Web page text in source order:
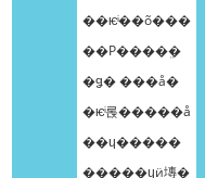
��ѥͥ��õ���
��Ρ����ܸ�
�ǥ� ���å�
�ѥͥ롡�����å
��ɥ�����
�����ɥӥ塼�